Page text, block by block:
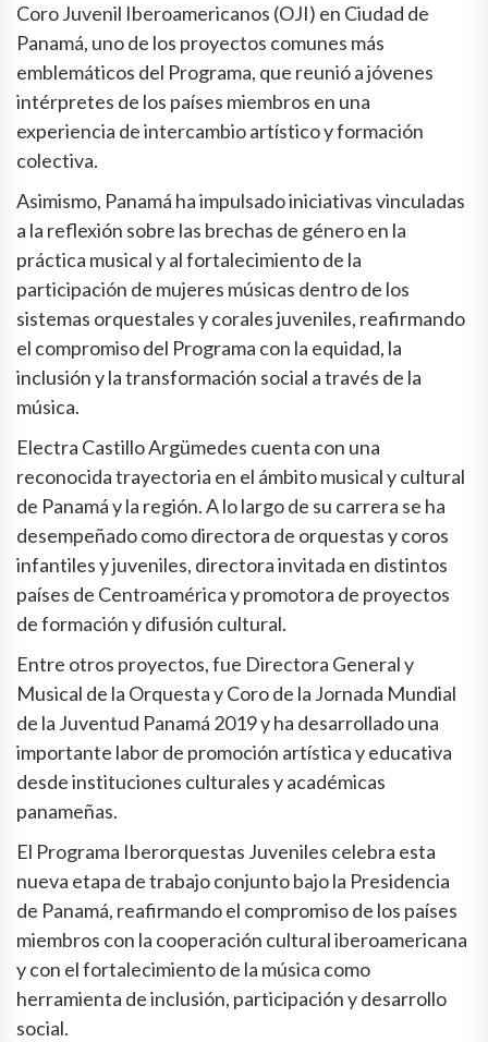
Coro Juvenil Iberoamericanos (OJI) en Ciudad de
Panamá, uno de los proyectos comunes más
emblemáticos del Programa, que reunió a jóvenes
intérpretes de los países miembros en una
experiencia de intercambio artístico y formación
colectiva.
Asimismo, Panamá ha impulsado iniciativas vinculadas
a la reflexión sobre las brechas de género en la
práctica musical y al fortalecimiento de la
participación de mujeres músicas dentro de los
sistemas orquestales y corales juveniles, reafirmando
el compromiso del Programa con la equidad, la
inclusión y la transformación social a través de la
música.
Electra Castillo Argümedes cuenta con una
reconocida trayectoria en el ámbito musical y cultural
de Panamá y la región. A lo largo de su carrera se ha
desempeñado como directora de orquestas y coros
infantiles y juveniles, directora invitada en distintos
países de Centroamérica y promotora de proyectos
de formación y difusión cultural.
Entre otros proyectos, fue Directora General y
Musical de la Orquesta y Coro de la Jornada Mundial
de la Juventud Panamá 2019 y ha desarrollado una
importante labor de promoción artística y educativa
desde instituciones culturales y académicas
panameñas.
El Programa Iberorquestas Juveniles celebra esta
nueva etapa de trabajo conjunto bajo la Presidencia
de Panamá, reafirmando el compromiso de los países
miembros con la cooperación cultural iberoamericana
y con el fortalecimiento de la música como
herramienta de inclusión, participación y desarrollo
social.